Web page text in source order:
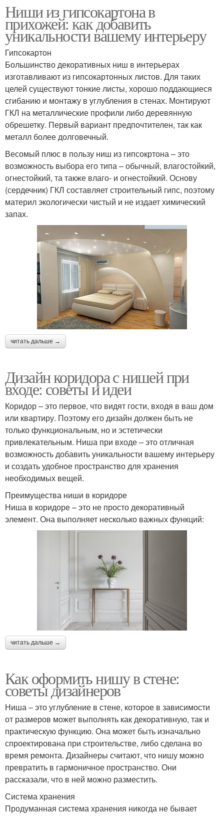
Ниши из гипсокартона в
прихожей: как добавить
уникальности вашему интерьеру
Гипсокартон
Большинство декоративных ниш в интерьерах
изготавливают из гипсокартонных листов. Для таких
целей существуют тонкие листы, хорошо поддающиеся
сгибанию и монтажу в углубления в стенах. Монтируют
ГКЛ на металлические профили либо деревянную
обрешетку. Первый вариант предпочтителен, так как
металл более долговечный.
Весомый плюс в пользу ниш из гипсокртона – это
возможность выбора его типа – обычный, влагостойкий,
огнестойкий, та также влаго- и огнестойкий. Основу
(сердечник) ГКЛ составляет строительный гипс, поэтому
материл экологически чистый и не издает химический
запах.
читать дальше →
Дизайн коридора с нишей при
входе: советы и идеи
Коридор – это первое, что видят гости, входя в ваш дом
или квартиру. Поэтому его дизайн должен быть не
только функциональным, но и эстетически
привлекательным. Ниша при входе – это отличная
возможность добавить уникальности вашему интерьеру
и создать удобное пространство для хранения
необходимых вещей.
Преимущества ниши в коридоре
Ниша в коридоре – это не просто декоративный
элемент. Она выполняет несколько важных функций:
читать дальше →
Как оформить нишу в стене:
советы дизайнеров
Ниша – это углубление в стене, которое в зависимости
от размеров может выполнять как декоративную, так и
практическую функцию. Она может быть изначально
спроектирована при строительстве, либо сделана во
время ремонта. Дизайнеры считают, что нишу можно
превратить в гармоничное пространство. Они
рассказали, что в ней можно разместить.
Система хранения
Продуманная система хранения никогда не бывает